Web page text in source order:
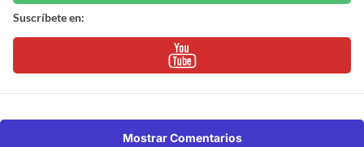
Suscríbete en:
Mostrar Comentarios